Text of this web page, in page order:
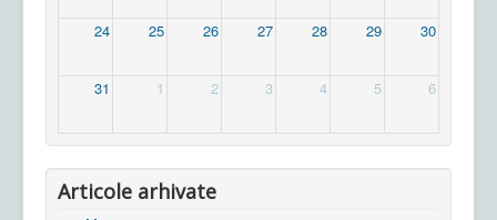
24 25 26 27 28 29 30
31 1 2 3 4 5 6
Articole arhivate